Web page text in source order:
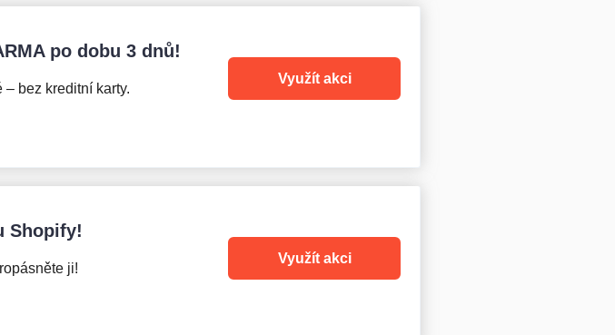
po dobu 3 dnů!
– bez kreditní karty.
Využít akci
Shopify!
ji!
Využít akci